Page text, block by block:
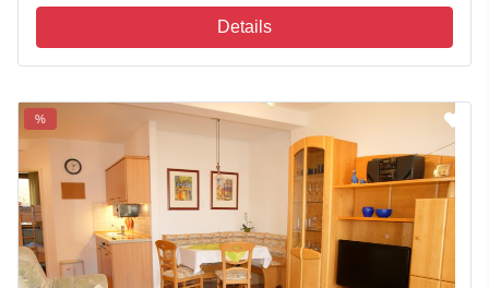
Details
%